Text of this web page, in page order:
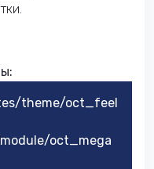
theme/oct_feel
oct_mega